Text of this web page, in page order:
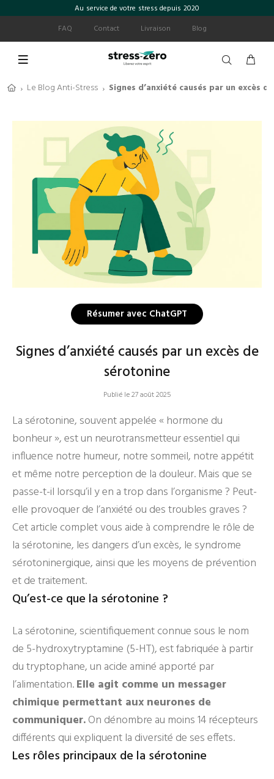
Au service de votre stress depuis 2020
FAQ
Contact Livraison Blog
› Le Blog Anti-Stress › Signes d’anxiété causés par un excès
Résumer avec ChatGPT
Signes d’anxiété causés par un excès de
sérotonine
Publié le 27 août 2025
La sérotonine, souvent appelée « hormone du
bonheur », est un neurotransmetteur essentiel qui
influence notre humeur, notre sommeil, notre appétit
et même notre perception de la douleur. Mais que se
passe-t-il lorsqu’il y en a trop dans l’organisme ? Peut-
elle provoquer de l’anxiété ou des troubles graves ?
Cet article complet vous aide à comprendre le rôle de
la sérotonine, les dangers d’un excès, le syndrome
sérotoninergique, ainsi que les moyens de prévention
et de traitement.
Qu’est-ce que la sérotonine ?
La sérotonine, scientifiquement connue sous le nom
de 5-hydroxytryptamine (5-HT), est fabriquée à partir
du tryptophane, un acide aminé apporté par
l’alimentation.Elle agit comme un messager
chimique permettant aux neurones de
communiquer.On dénombre au moins 14 récepteurs
différents qui expliquent la diversité de ses effets.
Les rôles principaux de la sérotonine